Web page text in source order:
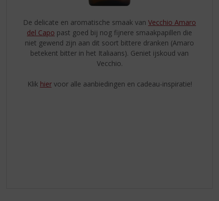
De delicate en aromatische smaak van Vecchio Amaro
del Capo past goed bij nog fijnere smaakpapillen die
niet gewend zijn aan dit soort bittere dranken (Amaro
betekent bitter in het Italiaans). Geniet ijskoud van
Vecchio.
Klik hiervoor alle aanbiedingen en cadeau-inspiratie!